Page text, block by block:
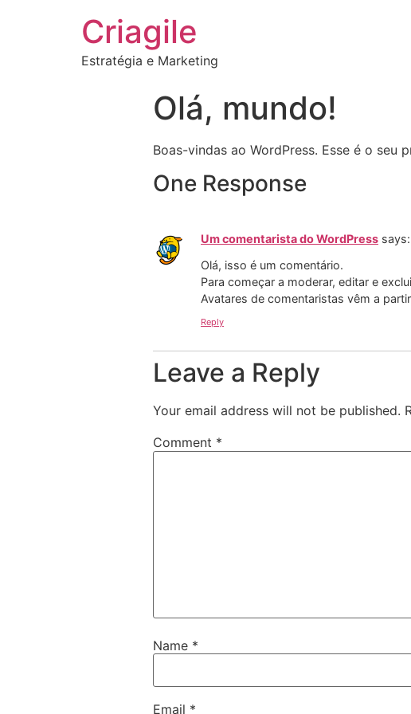
Criagile
Estratégia e Marketing
Olá, mundo!
Boas-vindas ao WordPress. Esse é o
One Response
Um comentarista do WordPress says:
Olá, isso é um comentário.
Para começar a moderar, editar e
Avatares de comentaristas vêm a
Reply
Leave a Reply
Your email address will not be published.
Comment *
Name *
Email *